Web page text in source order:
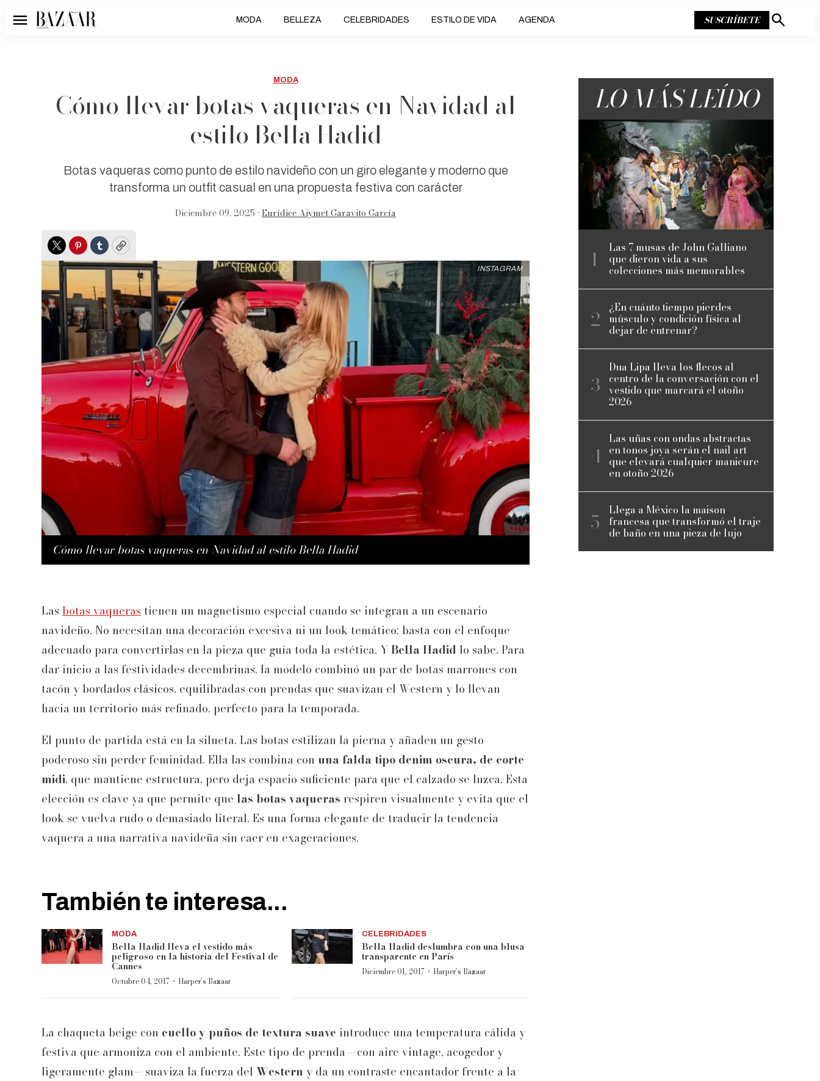
Menú MODA BELLEZA CELEBRIDADES ESTILO DE VIDA AGENDA SUSCRÍBETE
Mostrar
MODA
Cómo llevar botas vaqueras en Navidad al
estilo Bella Hadid
Botas vaqueras como punto de estilo navideño con un giro elegante y moderno que
transforma un outfit casual en una propuesta festiva con carácter
Diciembre 09, 2025 • Eurídice Aiymet Garavito García
TwitterPinterest
TumblrCopy
Cómo llevar botas vaqueras en Navidad al estilo Bella Hadid
INSTAGRAM
Las botas vaqueras tienen un magnetismo especial cuando se integran a un escenario
navideño. No necesitan una decoración excesiva ni un look temático; basta con el enfoque
adecuado para convertirlas en la pieza que guía toda la estética. YBella Hadid lo sabe. Para
dar inicio a las festividades decembrinas, la modelo combinó un par de botas marrones con
tacón y bordados clásicos, equilibradas con prendas que suavizan el Western y lo llevan
hacia un territorio más refinado, perfecto para la temporada.
El punto de partida está en la silueta. Las botas estilizan la pierna y añaden un gesto
poderoso sin perder feminidad. Ella las combina con una falda tipo denim oscura, de corte
midi, que mantiene estructura, pero deja espacio suficiente para que el calzado se luzca. Esta
elección es clave ya que permite que las botas vaqueras respiren visualmente y evita que el
look se vuelva rudo o demasiado literal. Es una forma elegante de traducir la tendencia
vaquera a una narrativa navideña sin caer en exageraciones.
También te interesa...
MODA
Bella Hadid lleva el vestido más
peligroso en la historia del Festival de
Cannes
Octubre 04, 2017 · Harper’s Bazaar
CELEBRIDADES
Bella Hadid deslumbra con una blusa
transparente en París
Diciembre 01, 2017 · Harper’s Bazaar
La chaqueta beige con cuello y puños de textura suave introduce una temperatura cálida y
festiva que armoniza con el ambiente. Este tipo de prenda —con aire vintage, acogedor y
ligeramente glam— suaviza la fuerza del Western y da un contraste encantador frente a la
LO MÁS LEÍDO
Las 7 musas de John Galliano
que dieron vida a sus
colecciones más memorables
¿En cuánto tiempo pierdes
músculo y condición física al
dejar de entrenar?
Dua Lipa lleva los flecos al
centro de la conversación con el
vestido que marcará el otoño
2026
Las uñas con ondas abstractas
en tonos joya serán el nail art
que elevará cualquier manicure
en otoño 2026
Llega a México la maison
francesa que transformó el traje
de baño en una pieza de lujo